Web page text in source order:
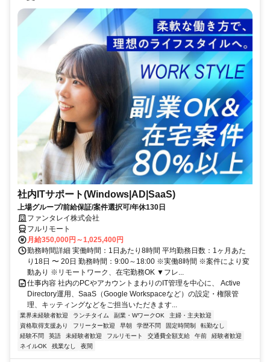
社内ITサポート(Windows|AD|SaaS)
上場グループ/前給保証/案件選択可/年休130日
ファンタレイ株式会社
フルリモート
月給350,000円～1,025,400円
勤務時間詳細 実働時間：1日あたり8時間 平均勤務日数：1ヶ月あた
り18日 〜 20日 勤務時間：9:00～18:00 ※実働8時間 ※案件により変
動あり ※リモートワーク、在宅勤務OK ▼フレ...
仕事内容 社内のPCやアカウントまわりのIT管理を中心に、 Active
Directory運用、SaaS（Google Workspaceなど）の設定・権限管
理、キッティングなどをご担当いただきます...
業界未経験者歓迎 ランチタイム 副業・WワークOK
主婦・主夫歓迎
資格取得支援あり
フリーター歓迎 早朝 学歴不問 固定時間制
転勤なし
経験不問
英語 未経験者歓迎 フルリモート 交通費全額支給 午前
経験者歓迎
ネイルOK
残業なし 夜間